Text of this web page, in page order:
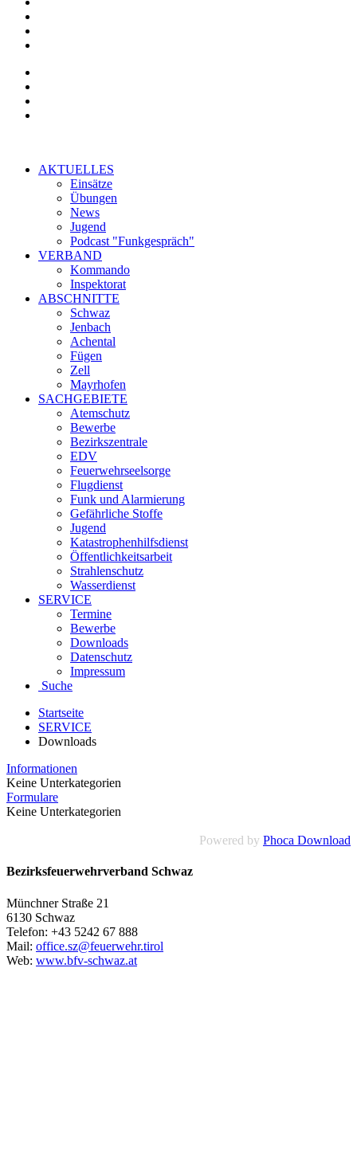
AKTUELLES
Einsätze
Übungen
News
Jugend
Podcast "Funkgespräch"
VERBAND
Kommando
Inspektorat
ABSCHNITTE
Schwaz
Jenbach
Achental
Fügen
Zell
Mayrhofen
SACHGEBIETE
Atemschutz
Bewerbe
Bezirkszentrale
EDV
Feuerwehrseelsorge
Flugdienst
Funk und Alarmierung
Gefährliche Stoffe
Jugend
Katastrophenhilfsdienst
Öffentlichkeitsarbeit
Strahlenschutz
Wasserdienst
SERVICE
Termine
Bewerbe
Downloads
Datenschutz
Impressum
Suche
Startseite
SERVICE
Downloads
Informationen
Keine Unterkategorien
Formulare
Keine Unterkategorien
Powered by Phoca Download
Bezirksfeuerwehrverband Schwaz
Münchner Straße 21
6130 Schwaz
Telefon: +43 5242 67 888
Mail: office.sz@feuerwehr.tirol
Web: www.bfv-schwaz.at